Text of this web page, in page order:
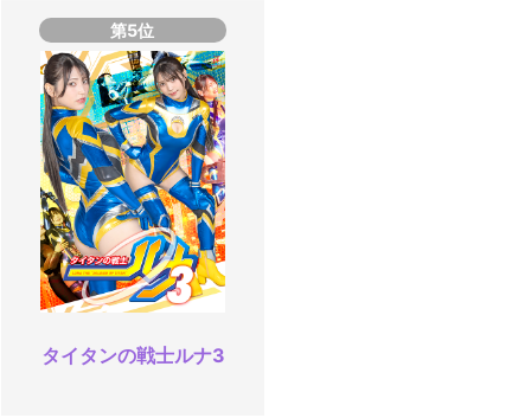
第5位
タイタンの戦士ルナ3